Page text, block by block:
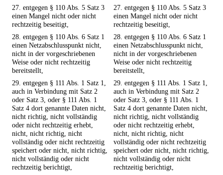
27. entgegen § 110 Abs. 5 Satz 3
einen Mangel nicht oder nicht
rechtzeitig beseitigt,
27. entgegen § 110 Abs. 5 Satz 3
einen Mangel nicht oder nicht
rechtzeitig beseitigt,
28. entgegen § 110 Abs. 6 Satz 1
einen Netzabschlusspunkt nicht,
nicht in der vorgeschriebenen
Weise oder nicht rechtzeitig
bereitstellt,
28. entgegen § 110 Abs. 6 Satz 1
einen Netzabschlusspunkt nicht,
nicht in der vorgeschriebenen
Weise oder nicht rechtzeitig
bereitstellt,
29. entgegen § 111 Abs. 1 Satz 1,
auch in Verbindung mit Satz 2
oder Satz 3, oder § 111 Abs. 1
Satz 4 dort genannte Daten nicht,
nicht richtig, nicht vollständig
oder nicht rechtzeitig erhebt,
nicht, nicht richtig, nicht
vollständig oder nicht rechtzeitig
speichert oder nicht, nicht richtig,
nicht vollständig oder nicht
rechtzeitig berichtigt,
29. entgegen § 111 Abs. 1 Satz 1,
auch in Verbindung mit Satz 2
oder Satz 3, oder § 111 Abs. 1
Satz 4 dort genannte Daten nicht,
nicht richtig, nicht vollständig
oder nicht rechtzeitig erhebt,
nicht, nicht richtig, nicht
vollständig oder nicht rechtzeitig
speichert oder nicht, nicht richtig,
nicht vollständig oder nicht
rechtzeitig berichtigt,